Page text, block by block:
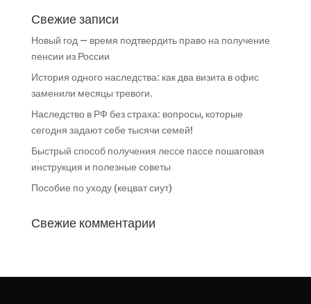
Свежие записи
Новый год — время подтвердить право на получение
пенсии из России
История одного наследства: как два визита в офис
заменили месяцы тревоги.
Наследство в РФ без страха: вопросы, которые
сегодня задают себе тысячи семей!
Быстрый способ получения лессе пассе пошаговая
инструкция и полезные советы
Пособие по уходу (кецват сиут)
Свежие комментарии